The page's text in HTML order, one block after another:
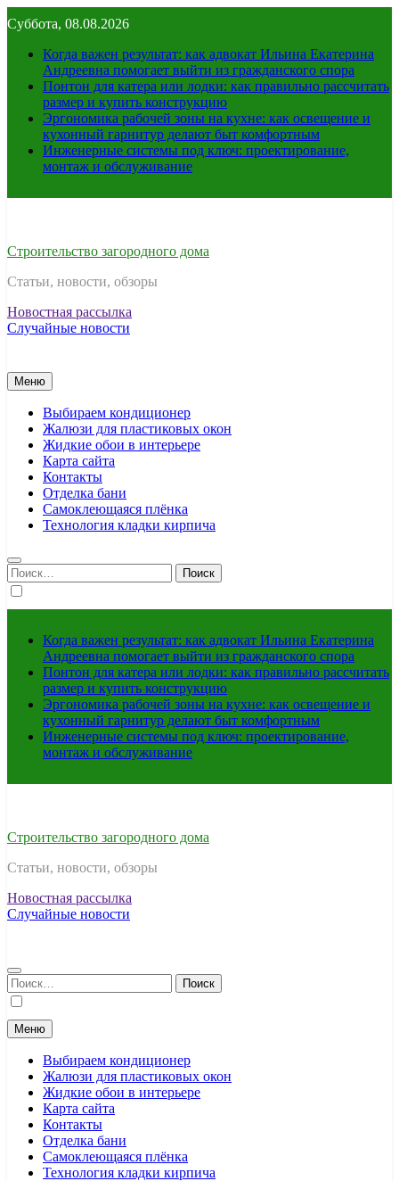
к
содержимому
Суббота, 08.08.2026
Когда важен результат: как адвокат Ильина Екатерина
Андреевна помогает выйти из гражданского спора
Понтон для катера или лодки: как правильно рассчитать
размер и купить конструкцию
Эргономика рабочей зоны на кухне: как освещение и
кухонный гарнитур делают быт комфортным
Инженерные системы под ключ: проектирование,
монтаж и обслуживание
Строительство загородного дома
Статьи, новости, обзоры
Новостная рассылка
Случайные новости
Меню
Выбираем кондиционер
Жалюзи для пластиковых окон
Жидкие обои в интерьере
Карта сайта
Контакты
Отделка бани
Самоклеющаяся плёнка
Технология кладки кирпича
Найти:
Когда важен результат: как адвокат Ильина Екатерина
Андреевна помогает выйти из гражданского спора
Понтон для катера или лодки: как правильно рассчитать
размер и купить конструкцию
Эргономика рабочей зоны на кухне: как освещение и
кухонный гарнитур делают быт комфортным
Инженерные системы под ключ: проектирование,
монтаж и обслуживание
Строительство загородного дома
Статьи, новости, обзоры
Новостная рассылка
Случайные новости
Найти:
Меню
Выбираем кондиционер
Жалюзи для пластиковых окон
Жидкие обои в интерьере
Карта сайта
Контакты
Отделка бани
Самоклеющаяся плёнка
Технология кладки кирпича